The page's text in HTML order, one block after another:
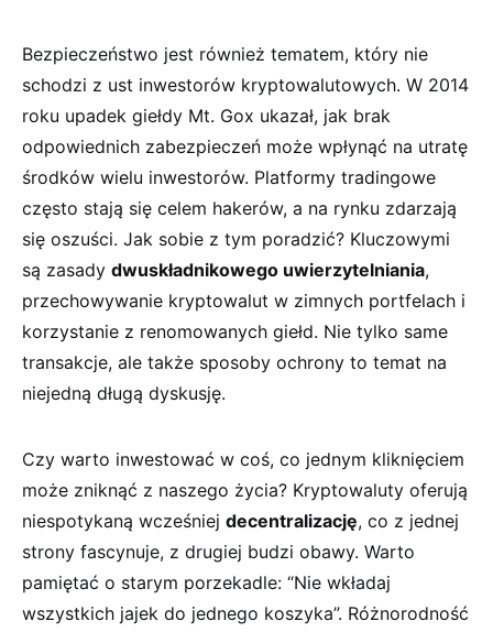
Bezpieczeństwo jest⁣ również tematem,⁤ który nie‍
schodzi z ust inwestorów kryptowalutowych. W 2014
roku upadek giełdy Mt. Gox ukazał, jak brak
odpowiednich⁢ zabezpieczeń może wpłynąć na utratę
⁢środków wielu inwestorów. Platformy tradingowe
często stają się celem ⁢hakerów, a na rynku zdarzają
się oszuści. Jak sobie z tym poradzić? Kluczowymi
są zasady dwuskładnikowego uwierzytelniania,
przechowywanie kryptowalut ⁣w zimnych portfelach i
korzystanie z renomowanych giełd. Nie tylko same
transakcje, ale także sposoby ochrony to temat na
niejedną długą dyskusję.
Czy warto inwestować w coś, ⁢co ‌jednym kliknięciem⁤
może zniknąć z naszego życia? Kryptowaluty oferują
niespotykaną​ wcześniej decentralizację, co z ⁢jednej
strony fascynuje, z drugiej budzi obawy. ‌Warto
pamiętać o starym porzekadle: “Nie wkładaj
wszystkich jajek do jednego koszyka”. Różnorodność